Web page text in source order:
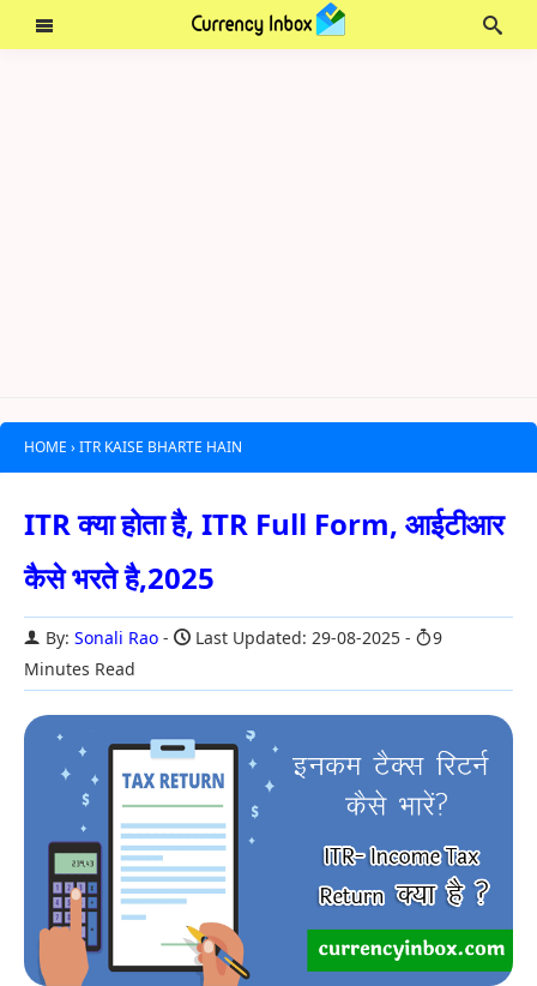
HOME › ITR KAISE BHARTE HAIN
ITR क्या होता है, ITR Full Form, आईटीआर
कैसे भरते है,2025
By: Sonali Rao Last Updated: 29-08-2025
9
Minutes Read